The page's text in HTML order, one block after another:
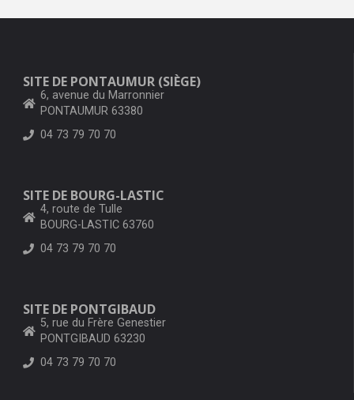
SITE DE PONTAUMUR (SIÈGE)
6, avenue du Marronnier
PONTAUMUR 63380
04 73 79 70 70
SITE DE BOURG-LASTIC
4, route de Tulle
BOURG-LASTIC 63760
04 73 79 70 70
SITE DE PONTGIBAUD
5, rue du Frère Genestier
PONTGIBAUD 63230
04 73 79 70 70